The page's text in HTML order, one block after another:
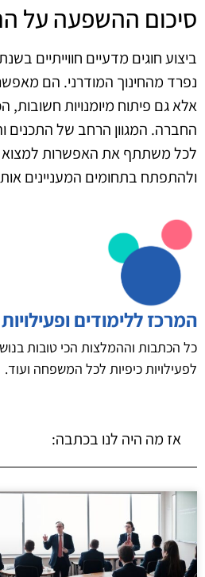
סיכום ההשפעה על
נפרד מהחינוך המודרני. הם
אלא גם פיתוח מיומנויות
החברה. המגוון הרחב של התכנים
לכל משתתף את האפשרות למצוא
ולהתפתח בתחומים המעניינים
המרכז ללימודים
כל הכתבות וההמלצות הכי טובות
לפעילויות כיפיות לכל המשפחה ועוד.
אז מה היה לנו בכתבה: